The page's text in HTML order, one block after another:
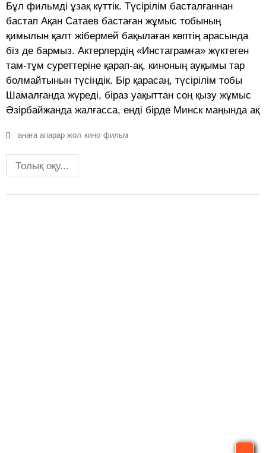
Бұл фильмді ұзақ күттік. Түсірілім басталғаннан
бастап Ақан Сатаев бастаған жұмыс тобының
қимылын қалт жібермей бақылаған көптің арасында
біз де бармыз. Актерлердің «Инстаграмға» жүктеген
там-тұм суреттеріне қарап-ақ, киноның ауқымы тар
болмайтынын түсіндік. Бір қарасаң, түсірілім тобы
Шамалғанда жүреді, біраз уақыттан соң қызу жұмыс
Әзірбайжанда жалғасса, енді бірде Минск маңында ақ
анаға апарар жол кино фильм
Толық оқу...